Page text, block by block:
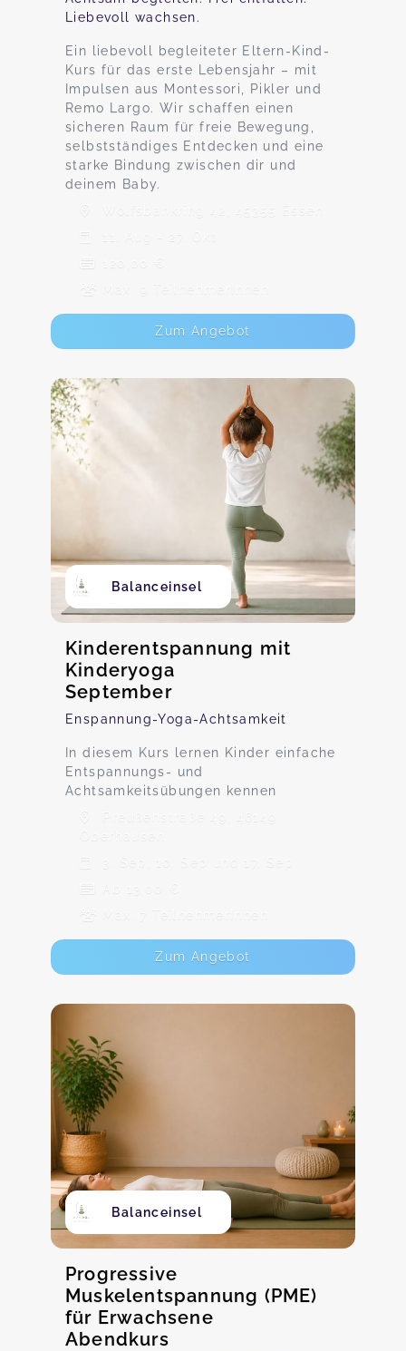
Liebevoll wachsen.
Ein liebevoll begleiteter Eltern-Kind-
Kurs für das erste Lebensjahr – mit
Impulsen aus Montessori, Pikler und
Remo Largo. Wir schaffen einen
sicheren Raum für freie Bewegung,
selbstständiges Entdecken und eine
starke Bindung zwischen dir und
deinem Baby.
Wolfsbankring 42, 45355 Essen
11. Aug - 27. Okt
120,00 €
Max. 9 TeilnehmerInnen
Zum Angebot
Balanceinsel
Kinderentspannung mit
Kinderyoga
September
Enspannung-Yoga-Achtsamkeit
In diesem Kurs lernen Kinder einfache
Entspannungs- und
Achtsamkeitsübungen kennen
Preußenstraße 49, 46149
Oberhausen
3. Sep, 10. Sep und 17. Sep
Ab 13,00 €
Max. 7 TeilnehmerInnen
Zum Angebot
Balanceinsel
Progressive
Muskelentspannung (PME)
für Erwachsene
Abendkurs